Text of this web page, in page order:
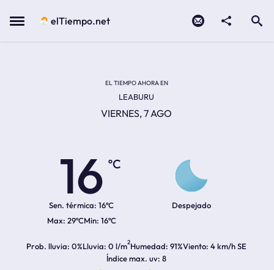
Menu elTiempo.net
EL TIEMPO AHORA EN
LEABURU
VIERNES, 7 AGO
16
ºC
Sen. térmica: 16ºC
29ºC 16ºC
Despejado
Prob. lluvia 0%Lluvia 0 l/m2Humedad 91%Viento 4 km/h SE
Índice max. uv 8